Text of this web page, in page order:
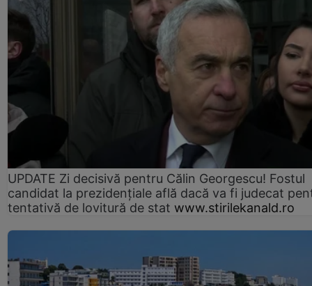
UPDATE Zi decisivă pentru Călin Georgescu! Fostul
candidat la prezidențiale află dacă va fi judecat
tentativă de lovitură de stat www.stirilekanald.ro